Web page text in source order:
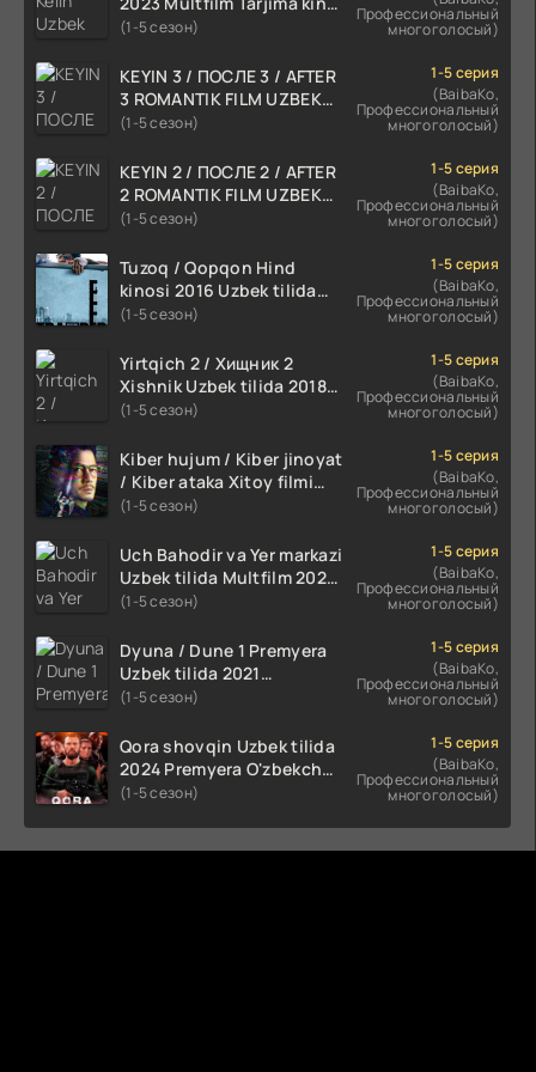
skachat
(1-5 сезон)
Профессиональный
многоголосый)
KEYIN 3 / ПОСЛЕ 3 / AFTER
3 ROMANTIK FILM UZBEK
TILIDA 2021 TARJIMA FILM
(1-5 сезон)
1-5 серия
(BaibaKo,
Профессиональный
многоголосый)
KEYIN 2 / ПОСЛЕ 2 / AFTER
2 ROMANTIK FILM UZBEK
TILIDA 2020 TARJIMA FILM
(1-5 сезон)
1-5 серия
(BaibaKo,
Профессиональный
многоголосый)
Tuzoq / Qopqon Hind
kinosi 2016 Uzbek tilida
tarjima film HD
(1-5 сезон)
1-5 серия
(BaibaKo,
Профессиональный
многоголосый)
Yirtqich 2 / Хищник 2
Xishnik Uzbek tilida 2018-
2024 O'zbekcha tarjima
(1-5 сезон)
1-5 серия
(BaibaKo,
Профессиональный
многоголосый)
Kiber hujum / Kiber jinoyat
/ Kiber ataka Xitoy filmi
Uzbek tilida O'zbekcha
HD skachat
(1-5 сезон)
1-5 серия
(BaibaKo,
Профессиональный
многоголосый)
Uch Bahodir va Yer markazi
Uzbek tilida Multfilm 2025
tarjima HD skachat
(1-5 сезон)
1-5 серия
(BaibaKo,
Профессиональный
многоголосый)
Dyuna / Dune 1 Premyera
Uzbek tilida 2021
O'zbekcha tarjima kino HD
(1-5 сезон)
1-5 серия
(BaibaKo,
Профессиональный
многоголосый)
Qora shovqin Uzbek tilida
2024 Premyera O'zbekcha
tarjima kino HD skachat
(1-5 сезон)
1-5 серия
(BaibaKo,
Профессиональный
многоголосый)